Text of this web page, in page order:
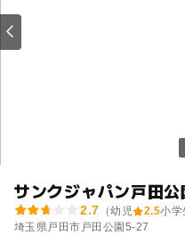
サンクジャパン戸田公
2.7 （幼児 2.5小学
埼玉県戸田市戸田公園5-27